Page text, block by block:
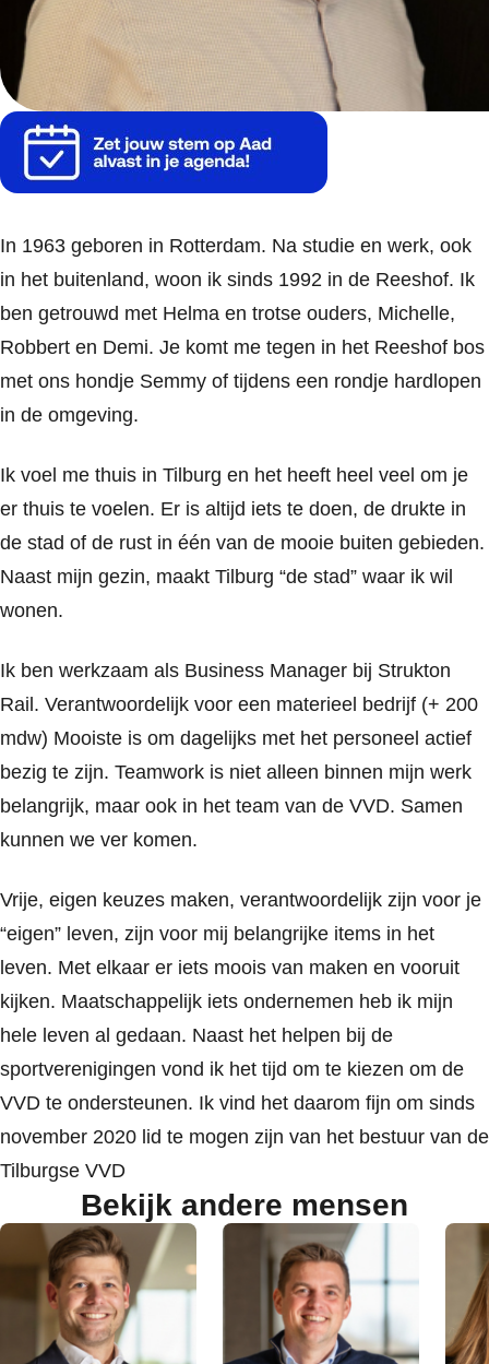
In 1963 geboren in Rotterdam. Na studie en werk, ook
in het buitenland, woon ik sinds 1992 in de Reeshof. Ik
ben getrouwd met Helma en trotse ouders, Michelle,
Robbert en Demi. Je komt me tegen in het Reeshof bos
met ons hondje Semmy of tijdens een rondje hardlopen
in de omgeving.
Ik voel me thuis in Tilburg en het heeft heel veel om je
er thuis te voelen. Er is altijd iets te doen, de drukte in
de stad of de rust in één van de mooie buiten gebieden.
Naast mijn gezin, maakt Tilburg “de stad” waar ik wil
wonen.
Ik ben werkzaam als Business Manager bij Strukton
Rail. Verantwoordelijk voor een materieel bedrijf (+ 200
mdw) Mooiste is om dagelijks met het personeel actief
bezig te zijn. Teamwork is niet alleen binnen mijn werk
belangrijk, maar ook in het team van de VVD. Samen
kunnen we ver komen.
Vrije, eigen keuzes maken, verantwoordelijk zijn voor je
“eigen” leven, zijn voor mij belangrijke items in het
leven. Met elkaar er iets moois van maken en vooruit
kijken. Maatschappelijk iets ondernemen heb ik mijn
hele leven al gedaan. Naast het helpen bij de
sportverenigingen vond ik het tijd om te kiezen om de
VVD te ondersteunen. Ik vind het daarom fijn om sinds
november 2020 lid te mogen zijn van het bestuur van de
Tilburgse VVD
Bekijk andere mensen